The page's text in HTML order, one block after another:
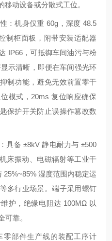
动设备或分散式工位。
：机身仅重 60g，深度 48.5
制柜面板，附带安装适配器
IP66，可抵御车间油污与粉
示清晰，即便在车间强光环
制功能，避免无效前置零干
模式，20ms 复位响应确保
保护开关防止误操作篡改数
具备 ±8kV 静电耐力与 ±500
床振动、电磁辐射等工业干
湿度范围内稳定运
多行业场景。端子采用螺钉
护，绝缘电阻达 100MΩ 以
可靠。
零部件生产线的装配工序计